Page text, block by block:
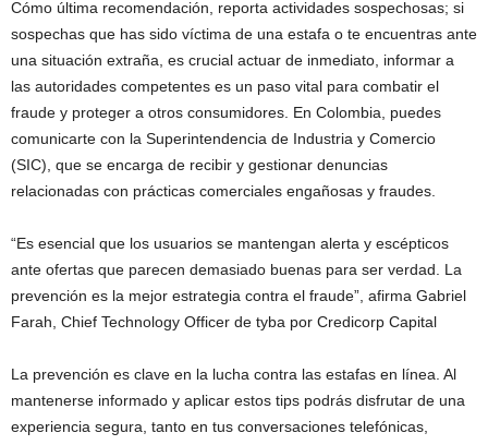
Cómo última recomendación, reporta actividades sospechosas; si
sospechas que has sido víctima de una estafa o te encuentras ante
una situación extraña, es crucial actuar de inmediato, informar a
las autoridades competentes es un paso vital para combatir el
fraude y proteger a otros consumidores. En Colombia, puedes
comunicarte con la Superintendencia de Industria y Comercio
(SIC), que se encarga de recibir y gestionar denuncias
relacionadas con prácticas comerciales engañosas y fraudes.
“Es esencial que los usuarios se mantengan alerta y escépticos
ante ofertas que parecen demasiado buenas para ser verdad. La
prevención es la mejor estrategia contra el fraude”, afirma Gabriel
Farah, Chief Technology Officer de tyba por Credicorp Capital
La prevención es clave en la lucha contra las estafas en línea. Al
mantenerse informado y aplicar estos tips podrás disfrutar de una
experiencia segura, tanto en tus conversaciones telefónicas,